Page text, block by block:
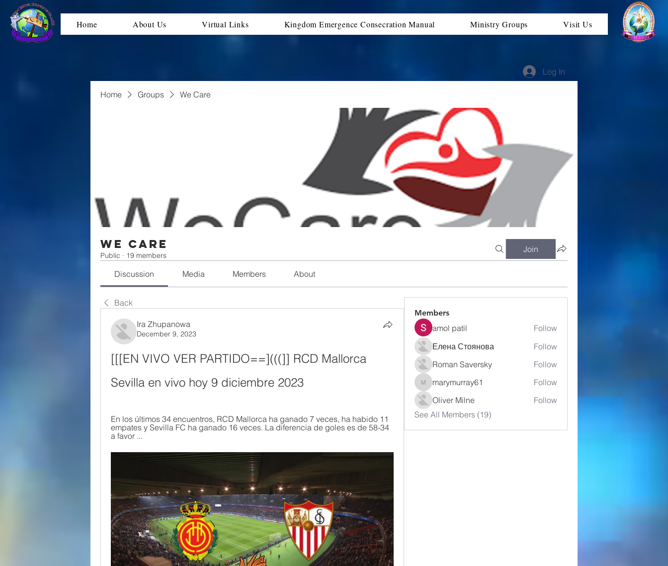
Home About Us Virtual Links Kingdom Emergence Consecration Manual Ministry Groups Visit Us
Log In
Home Groups We Care
We Care
Public · 19 members
Join
Discussion Media Members About
Back
Ira Zhupanowa
December 9, 2023
[[[EN VIVO VER PARTIDO==](((]] RCD Mallorca
Sevilla en vivo hoy 9 diciembre 2023
En los últimos 34 encuentros, RCD Mallorca ha ganado 7 veces, ha habido 11
empates y Sevilla FC ha ganado 16 veces. La diferencia de goles es de 58-34
a favor ...
Members
amol patil
Follow
Елена Стоянова
Follow
Roman Saversky
Follow
marymurray61
marymurray61
Follow
Oliver Milne
Follow
See All Members (19)